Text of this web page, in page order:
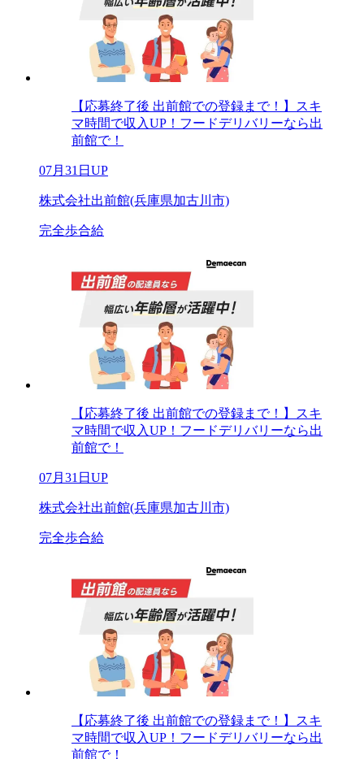
【応募終了後 出前館での登録まで！】スキ
マ時間で収入UP！フードデリバリーなら出
前館で！
07月31日UP
株式会社出前館(兵庫県加古川市)
完全歩合給
【応募終了後 出前館での登録まで！】スキ
マ時間で収入UP！フードデリバリーなら出
前館で！
07月31日UP
株式会社出前館(兵庫県加古川市)
完全歩合給
【応募終了後 出前館での登録まで！】スキ
マ時間で収入UP！フードデリバリーなら出
前館で！